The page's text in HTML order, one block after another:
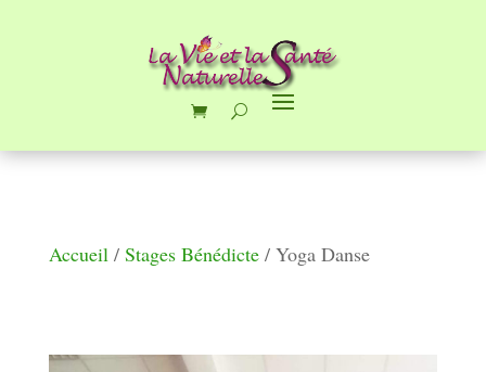
Accueil/ Stages Bénédicte/ Yoga Danse